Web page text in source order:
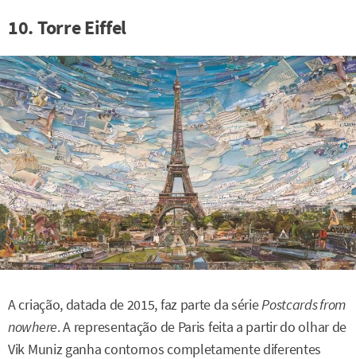
10. Torre Eiffel
A criação, datada de 2015, faz parte da sériePostcards from
nowhere. A representação de Paris feita a partir do olhar de
Vik Muniz ganha contornos completamente diferentes